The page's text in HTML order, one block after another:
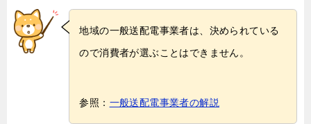
地域の一般送配電事業者は、決められている
ので消費者が選ぶことはできません。
参照： 一般送配電事業者の解説